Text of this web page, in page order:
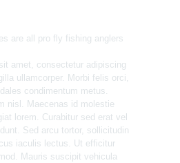
amet, consectetur adipiscing
ullamcorper. Morbi felis orci,
condimentum metus.
nisl. Maecenas id molestie
lorem. Curabitur sed erat vel
Sed arcu tortor, sollicitudin
iaculis lectus. Ut efficitur
Mauris suscipit vehicula